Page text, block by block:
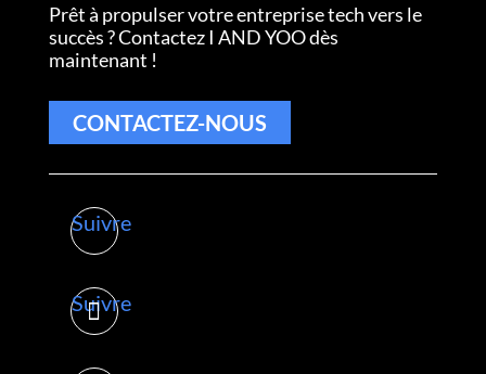
Prêt à propulser votre entreprise tech vers le
succès ? Contactez I AND YOO dès
maintenant !
CONTACTEZ-NOUS
Suivre
Suivre